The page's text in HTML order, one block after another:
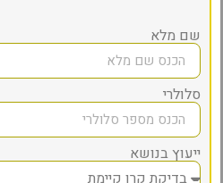
שם מלא
סלולרי
ייעוץ בנושא